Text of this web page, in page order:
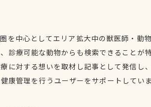
を中心としてエリア拡大中の獣医師・動
診療可能な動物からも検索できることが
に対する想いを取材し記事として発信し
康管理を行うユーザーをサポートしてい